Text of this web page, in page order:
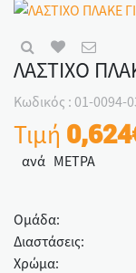
ΛΑΣΤΙΧΟ
Κωδικός : 01-0094-
Τιμή
ανά ΜΕΤΡΑ
Ομάδα:
Διαστάσεις:
Χρώμα: